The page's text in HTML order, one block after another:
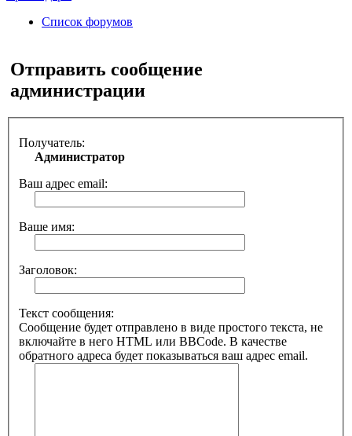
Список форумов
Отправить сообщение
администрации
Получатель:
Администратор
Ваш адрес email:
Ваше имя:
Заголовок:
Текст сообщения:
Сообщение будет отправлено в виде простого текста, не
включайте в него HTML или BBCode. В качестве
обратного адреса будет показываться ваш адрес email.